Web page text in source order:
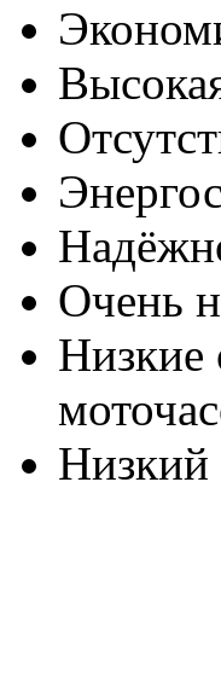
Очень
Низкие
Низкий